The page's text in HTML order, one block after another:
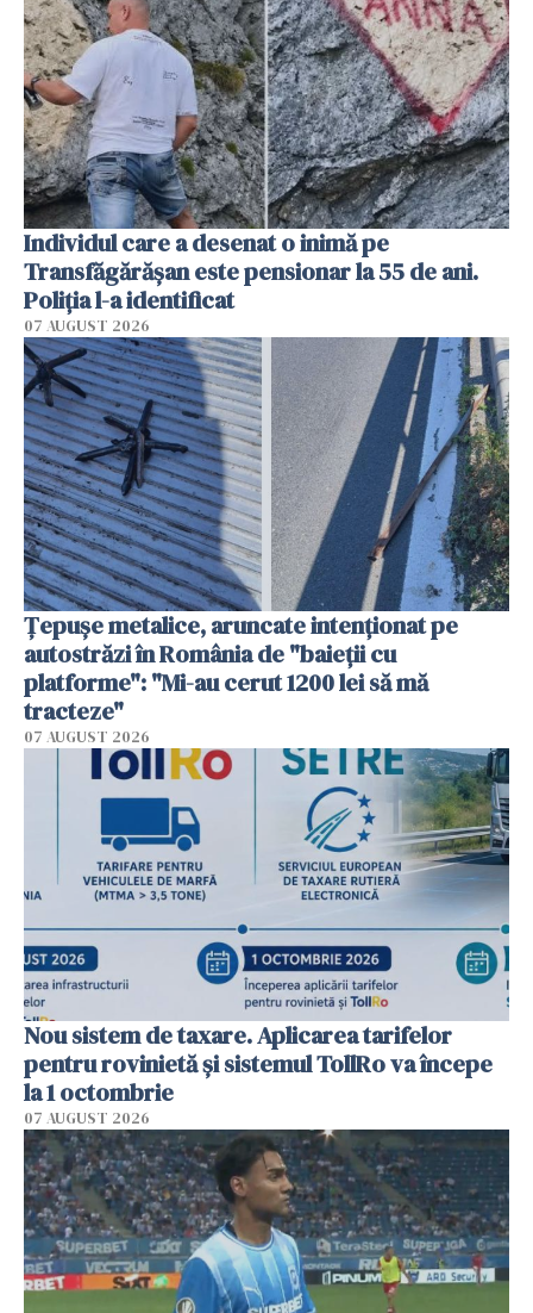
Individul care a desenat o inimă pe
Transfăgărășan este pensionar la 55 de ani.
Poliția l-a identificat
07 AUGUST 2026
Țepușe metalice, aruncate intenționat pe
autostrăzi în România de "baieții cu
platforme": "Mi-au cerut 1200 lei să mă
tracteze"
07 AUGUST 2026
Nou sistem de taxare. Aplicarea tarifelor
pentru rovinietă şi sistemul TollRo va începe
la 1 octombrie
07 AUGUST 2026